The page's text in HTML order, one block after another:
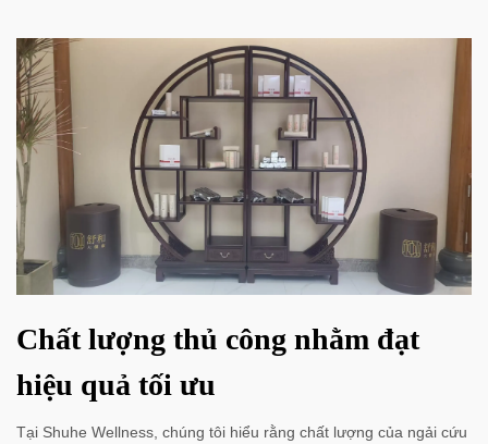
Chất lượng thủ công nhằm đạt
hiệu quả tối ưu
Tại Shuhe Wellness, chúng tôi hiểu rằng chất lượng của ngải cứu